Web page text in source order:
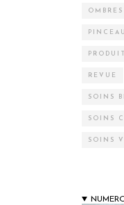
REVUE
SOINS
SOINS
SOINS